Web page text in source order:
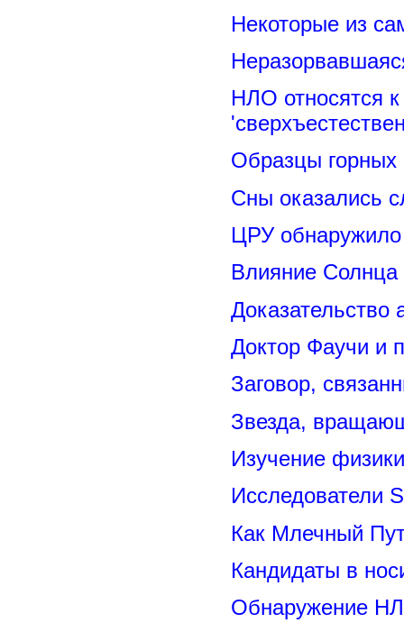
Некоторые из
НЛО относятся к
Образцы горных
Сны оказались
ЦРУ обнаружило
Влияние
Доказательство
Доктор Фаучи и
Заговор,
Звезда,
Изучение
Исследователи
Как Млечный
Кандидаты в
Обнаружение